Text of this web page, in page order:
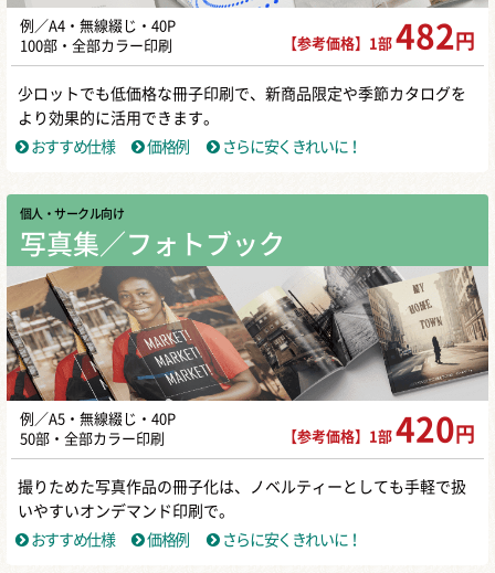
例／A4・無線綴じ・40P
100部・全部カラー印刷
【参考価格】1部 482 円
少ロットでも低価格な冊子印刷で、新商品限定や季節カタログを
より効果的に活用できます。
おすすめ仕様
価格例 さらに安くきれいに！
個人・サークル向け
写真集／フォトブック
例／A5・無線綴じ・40P
50部・全部カラー印刷
【参考価格】1部 420 円
撮りためた写真作品の冊子化は、ノベルティーとしても手軽で扱
いやすいオンデマンド印刷で。
おすすめ仕様
価格例 さらに安くきれいに！